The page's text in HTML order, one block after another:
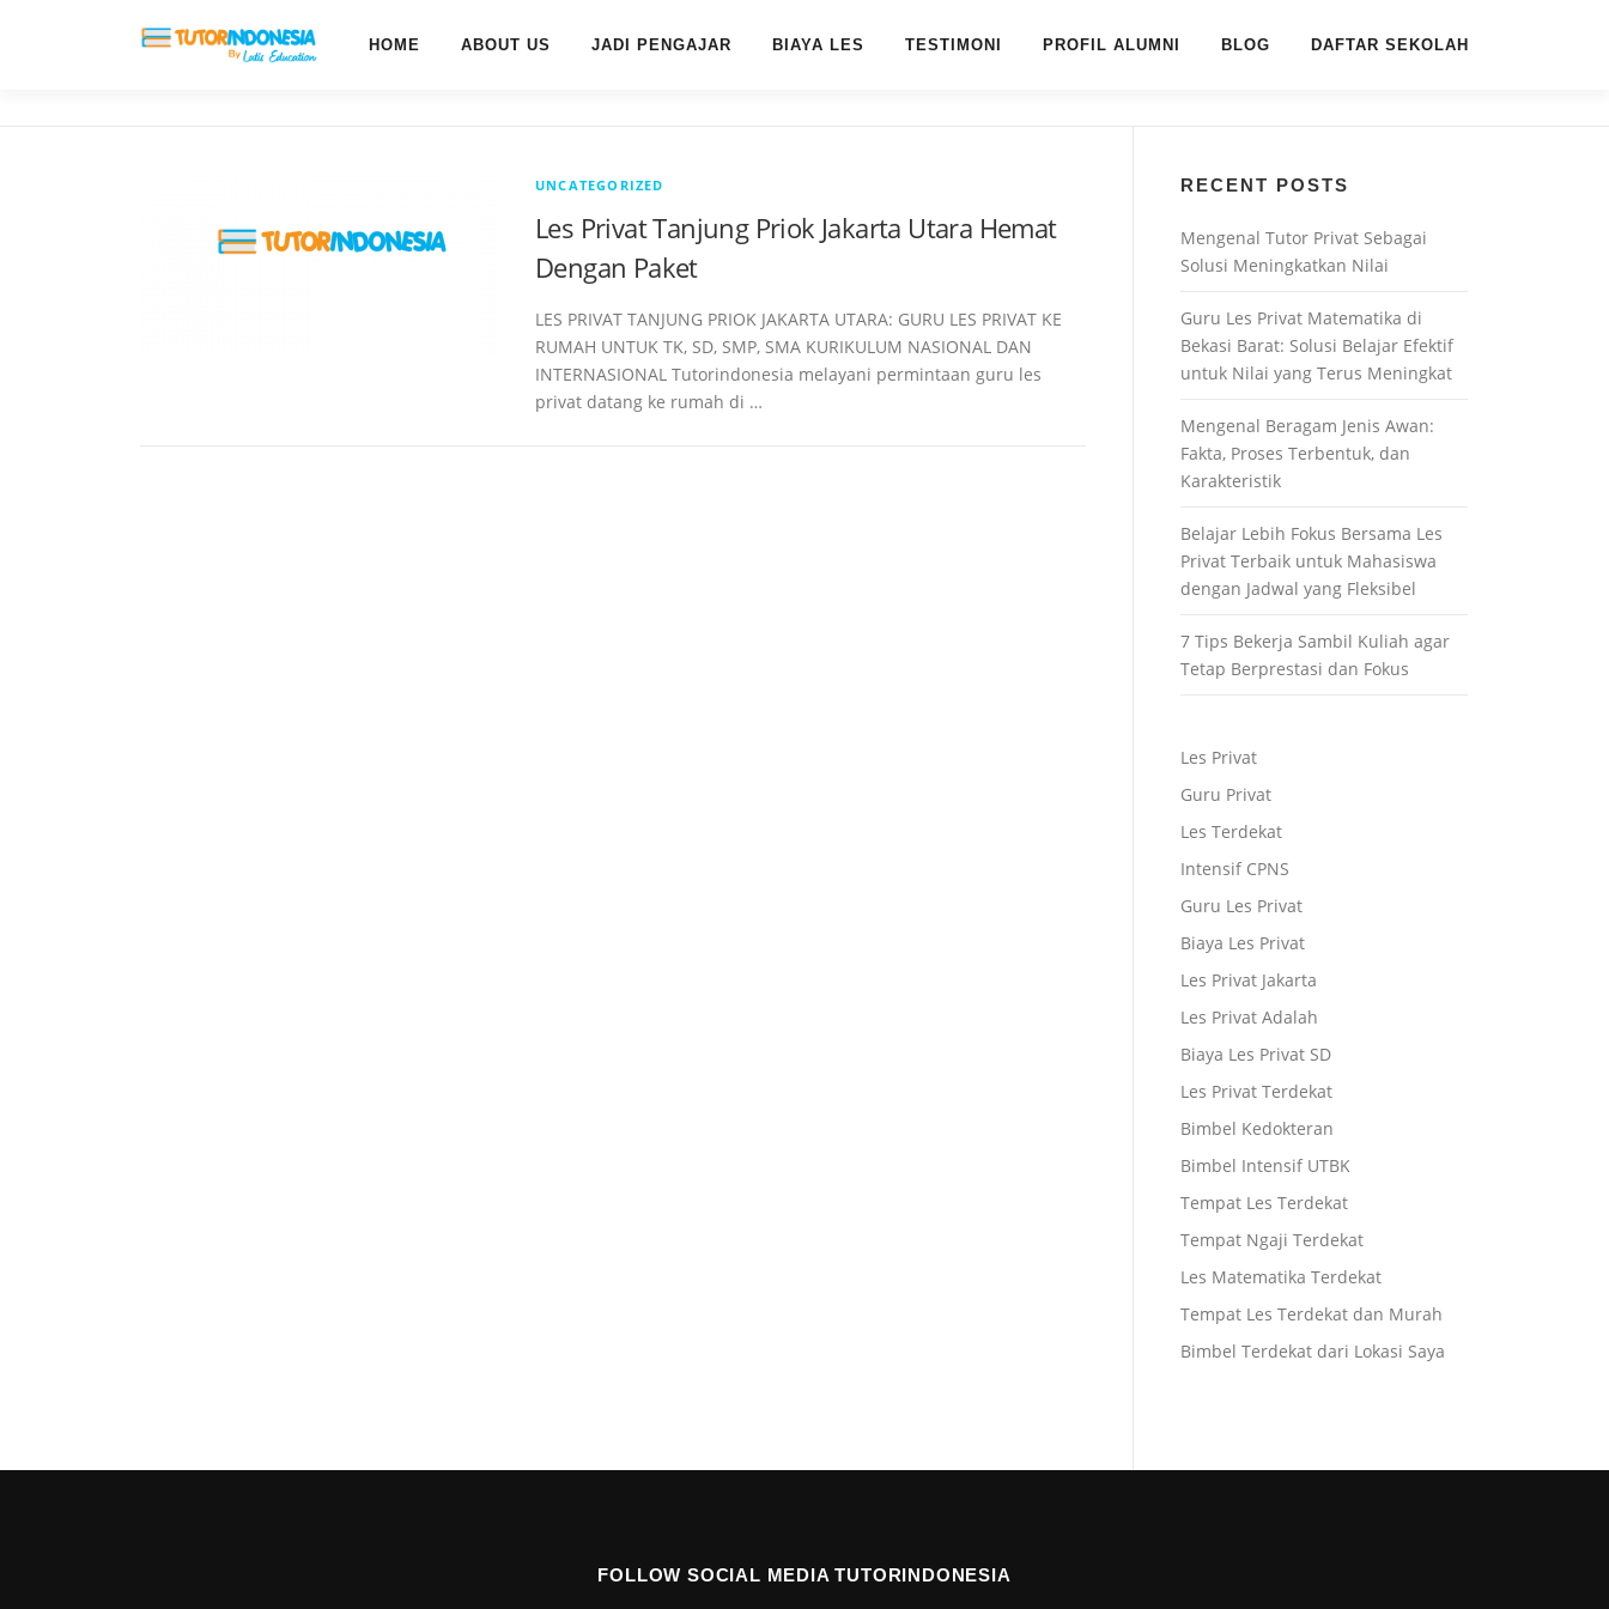
HOME ABOUT US JADI PENGAJAR BIAYA LES TESTIMONI PROFIL ALUMNI BLOG DAFTAR SEKOLAH
UNCATEGORIZED
Les Privat Tanjung Priok Jakarta Utara Hemat
Dengan Paket
LES PRIVAT TANJUNG PRIOK JAKARTA UTARA: GURU LES PRIVAT KE
RUMAH UNTUK TK, SD, SMP, SMA KURIKULUM NASIONAL DAN
INTERNASIONAL Tutorindonesia melayani permintaan guru les
privat datang ke rumah di …
RECENT POSTS
Mengenal Tutor Privat Sebagai
Solusi Meningkatkan Nilai
Guru Les Privat Matematika di
Bekasi Barat: Solusi Belajar Efektif
untuk Nilai yang Terus Meningkat
Mengenal Beragam Jenis Awan:
Fakta, Proses Terbentuk, dan
Karakteristik
Belajar Lebih Fokus Bersama Les
Privat Terbaik untuk Mahasiswa
dengan Jadwal yang Fleksibel
7 Tips Bekerja Sambil Kuliah agar
Tetap Berprestasi dan Fokus
Les Privat
Guru Privat
Les Terdekat
Intensif CPNS
Guru Les Privat
Biaya Les Privat
Les Privat Jakarta
Les Privat Adalah
Biaya Les Privat SD
Les Privat Terdekat
Bimbel Kedokteran
Bimbel Intensif UTBK
Tempat Les Terdekat
Tempat Ngaji Terdekat
Les Matematika Terdekat
Tempat Les Terdekat dan Murah
Bimbel Terdekat dari Lokasi Saya
FOLLOW SOCIAL MEDIA TUTORINDONESIA